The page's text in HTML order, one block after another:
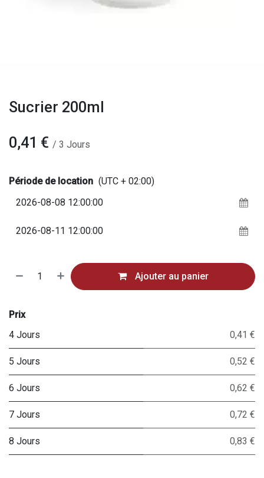
Sucrier 200ml
0,41 € / 3 Jours
Période de location (UTC + 02:00)
Ajouter au panier
Prix
4 Jours
0,41 €
5 Jours 0,52 €
6 Jours 0,62 €
7 Jours 0,72 €
8 Jours 0,83 €